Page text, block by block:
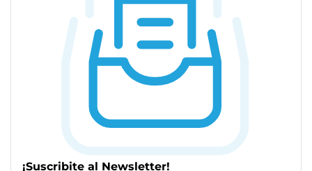
¡Suscribite al Newsletter!